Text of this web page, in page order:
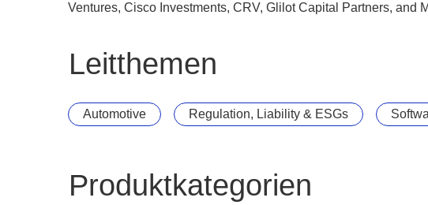
Ventures, Cisco Investments, CRV, Glilot Capital Partners, and
Leitthemen
Automotive Regulation, Liability & ESGs
Produktkategorien